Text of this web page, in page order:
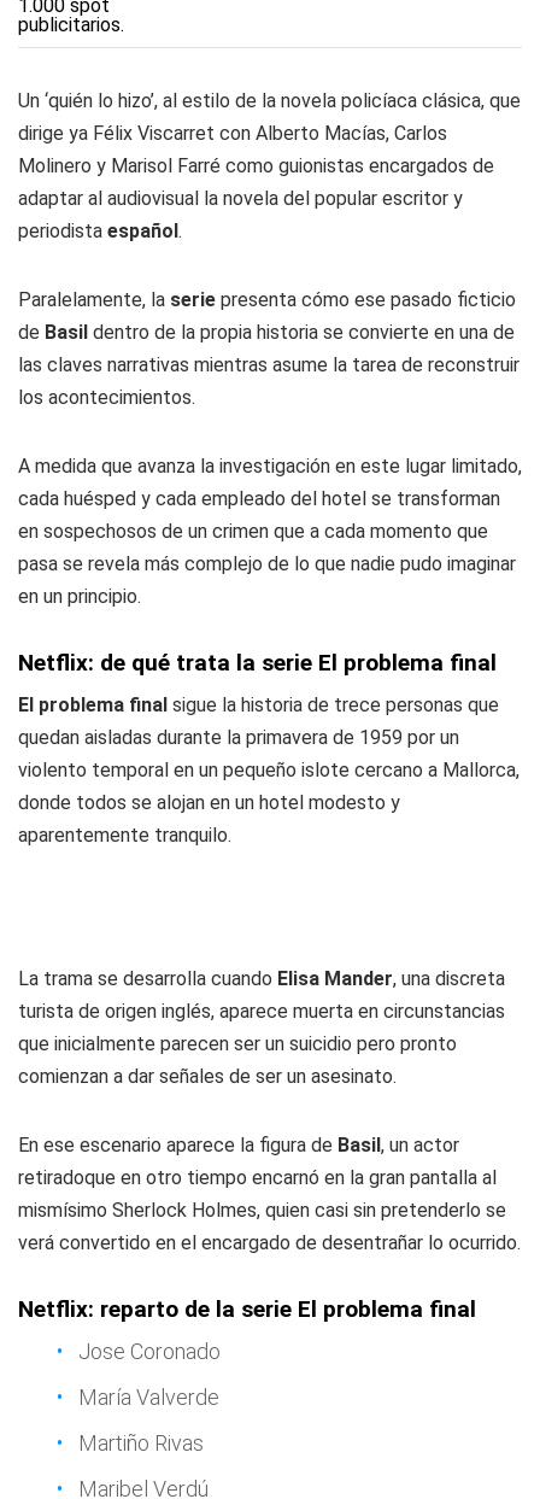
Un ‘quién lo hizo’, al estilo de la novela policíaca clásica, que
dirige ya Félix Viscarret con Alberto Macías, Carlos
Molinero y Marisol Farré como guionistas encargados de
adaptar al audiovisual la novela del popular escritor y
periodista español.
Paralelamente, la serie presenta cómo ese pasado ficticio
de Basil dentro de la propia historia se convierte en una de
las claves narrativas mientras asume la tarea de reconstruir
los acontecimientos.
A medida que avanza la investigación en este lugar limitado,
cada huésped y cada empleado del hotel se transforman
en sospechosos de un crimen que a cada momento que
pasa se revela más complejo de lo que nadie pudo imaginar
en un principio.
Netflix: de qué trata la serie El problema final
El problema final sigue la historia de trece personas que
quedan aisladas durante la primavera de 1959 por un
violento temporal en un pequeño islote cercano a Mallorca,
donde todos se alojan en un hotel modesto y
aparentemente tranquilo.
La trama se desarrolla cuando Elisa Mander, una discreta
turista de origen inglés, aparece muerta en circunstancias
que inicialmente parecen ser un suicidio pero pronto
comienzan a dar señales de ser un asesinato.
En ese escenario aparece la figura de Basil, un actor
retiradoque en otro tiempo encarnó en la gran pantalla al
mismísimo Sherlock Holmes, quien casi sin pretenderlo se
verá convertido en el encargado de desentrañar lo ocurrido.
Netflix: reparto de la serie El problema final
Jose Coronado
María Valverde
Martiño Rivas
Maribel Verdú